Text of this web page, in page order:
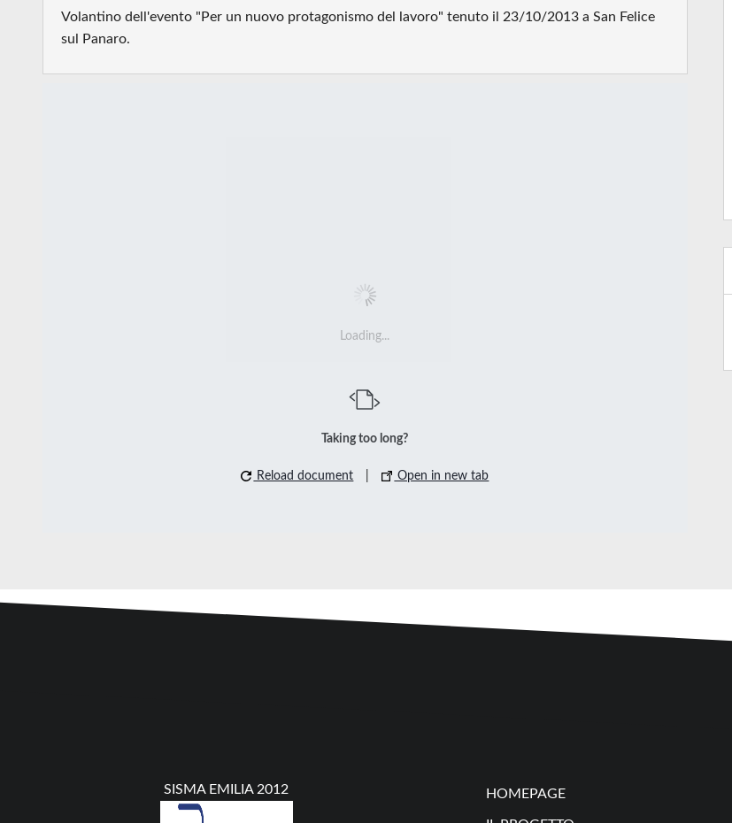
Volantino dell'evento "Per un nuovo protagonismo del lavoro" tenuto il 23/10/2013 a San Felice
sul Panaro.
Loading...
Taking too long?
Reload document Open in new tab
SISMA EMILIA 2012 HOMEPAGE